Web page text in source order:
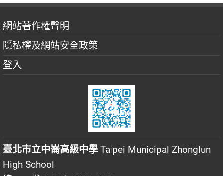
網站著作權聲明
隱私權及網站安全政策
登入
臺北市立中崙高級中學 Taipei Municipal Zhonglun
High School